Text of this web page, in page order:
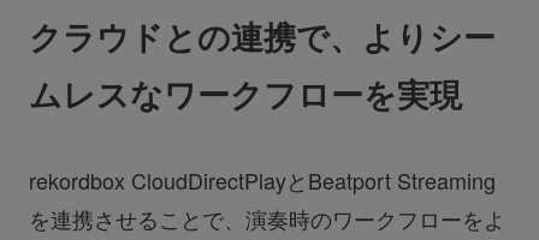
クラウドとの連携で、よりシー
ムレスなワークフローを実現
rekordbox CloudDirectPlayとBeatport Streaming
を連携させることで、演奏時のワークフローをよ